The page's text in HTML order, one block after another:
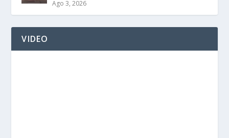
Ago 3, 2026
VIDEO